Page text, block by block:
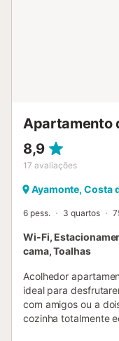
Apartamento
8,9
17 avaliações
Ayamonte, Costa
6 pess. 3 quartos
Wi-Fi,
cama, Toalhas
Acolhedor
ideal para
com amigos ou a
cozinha totalmente